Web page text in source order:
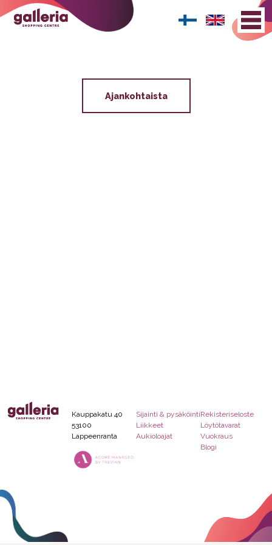
Ajankohtaista
Kauppakatu 40
53100
Lappeenranta
Sijainti & pysäköinti
Liikkeet
Aukioloajat
Rekisteriseloste
Löytötavarat
Vuokraus
Blogi